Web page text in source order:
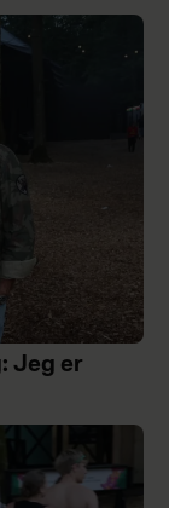
Jeg er